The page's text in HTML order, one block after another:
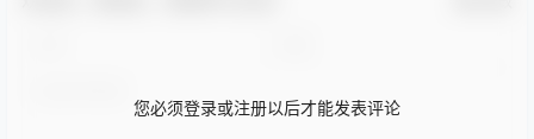
您必须登录或注册以后才能发表评论